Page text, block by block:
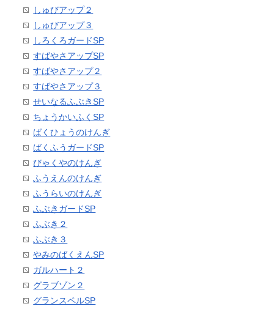
しゅびアップ２
しゅびアップ３
しろくろガードSP
すばやさアップSP
すばやさアップ２
すばやさアップ３
せいなるふぶきSP
ちょうかいふくSP
ばくひょうのけんぎ
ばくふうガードSP
びゃくやのけんぎ
ふうえんのけんぎ
ふうらいのけんぎ
ふぶきガードSP
ふぶき２
ふぶき３
やみのばくえんSP
ガルハート２
グラブゾン２
グランスペルSP